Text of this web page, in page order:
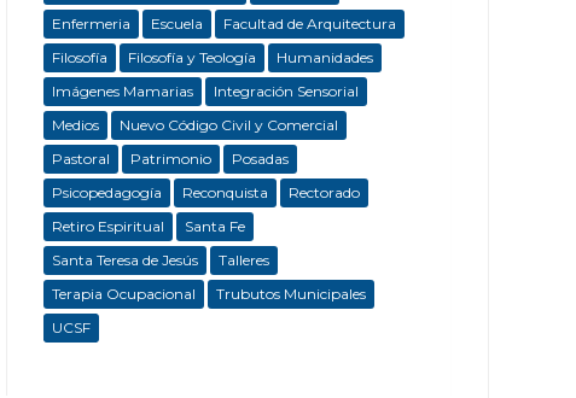
Enfermeria
Escuela
Facultad de Arquitectura
Filosofía
Filosofía y Teología
Humanidades
Imágenes Mamarias
Integración Sensorial
Medios
Nuevo Código Civil y Comercial
Pastoral
Patrimonio
Posadas
Psicopedagogía
Reconquista
Rectorado
Retiro Espiritual
Santa Fe
Santa Teresa de Jesús
Talleres
Terapia Ocupacional
Trubutos Municipales
UCSF